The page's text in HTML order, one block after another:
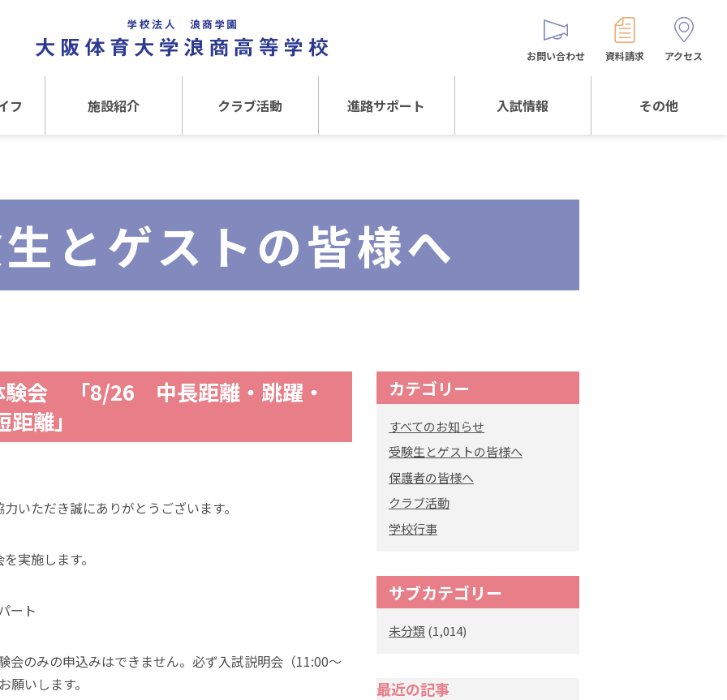
フ 施設紹介 クラブ活動
文化クラブ
進路サポート
大阪体育大学
内部進学について
入試情報 その他
お問い合わせ 資料請求 アクセス
とゲストの皆様へ
会 「8/26 中長距離・跳躍・
離」
いただき誠にありがとうございます。
実施します。
ート
のみの申込みはできません。必ず入試説明会（11:00～
いします。
カテゴリー
すべてのお知らせ
受験生とゲストの皆様へ
保護者の皆様へ
クラブ活動
学校行事
サブカテゴリー
未分類 (1,014)
最近の記事